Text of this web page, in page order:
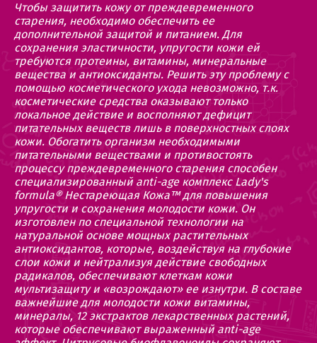
Чтобы защитить кожу от преждевременного
старения, необходимо обеспечить ее
дополнительной защитой и питанием. Для
сохранения эластичности, упругости кожи ей
требуются протеины, витамины, минеральные
вещества и антиоксиданты. Решить эту проблему с
помощью косметического ухода невозможно, т.к.
косметические средства оказывают только
локальное действие и восполняют дефицит
питательных веществ лишь в поверхностных слоях
кожи. Обогатить организм необходимыми
питательными веществами и противостоять
процессу преждевременного старения способен
специализированный anti-age комплекс Lady's
formula® Нестареющая Кожа™ для повышения
упругости и сохранения молодости кожи. Он
изготовлен по специальной технологии на
натуральной основе мощных растительных
антиоксидантов, которые, воздействуя на глубокие
слои кожи и нейтрализуя действие свободных
радикалов, обеспечивают клеткам кожи
мультизащиту и «возрождают» ее изнутри. В составе
важнейшие для молодости кожи витамины,
минералы, 12 экстрактов лекарственных растений,
которые обеспечивают выраженный anti-age